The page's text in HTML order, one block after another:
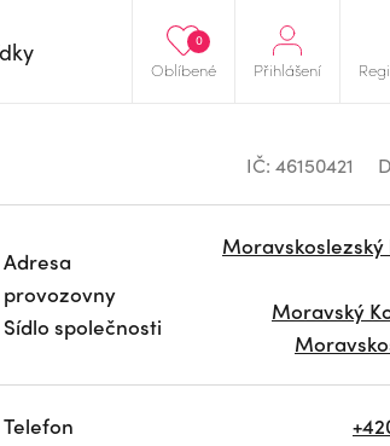
Oblíbené
0
Přihlášení
IČ: 46150421
Adresa
provozovny
Sídlo společnosti
Moravský
Telefon